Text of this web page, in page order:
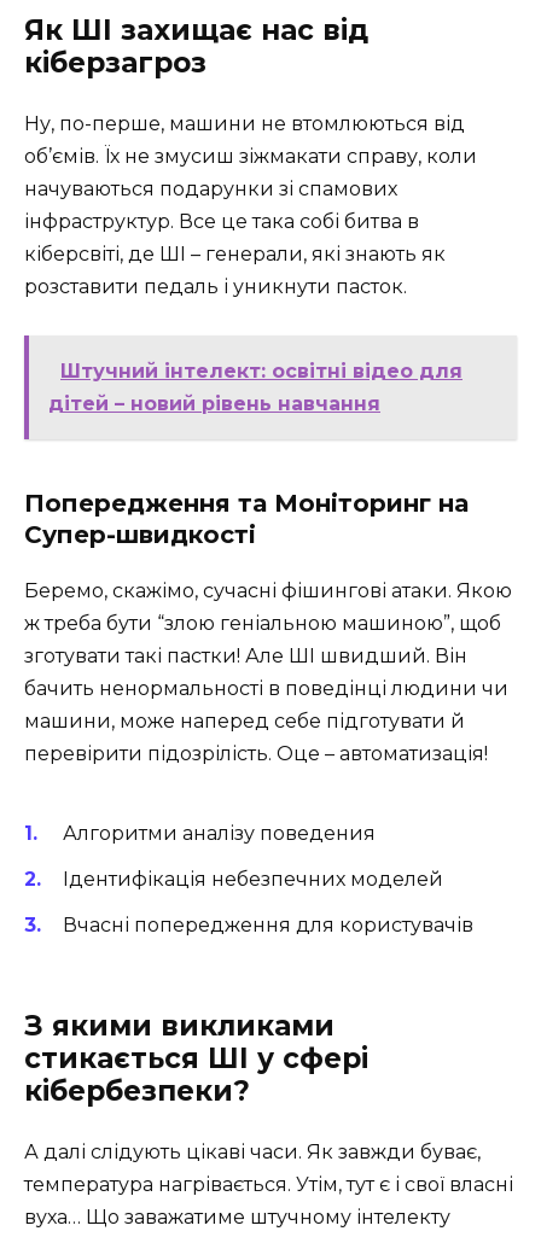
Як ШІ захищає нас від
кіберзагроз
Ну, по-перше, машини не втомлюються від
об’ємів. Їх не змусиш зіжмакати справу, коли
начуваються подарунки зі спамових
інфраструктур. Все це така собі битва в
кіберсвіті, де ШІ – генерали, які знають як
розставити педаль і уникнути пасток.
Штучний інтелект: освітні відео для
дітей – новий рівень навчання
Попередження та Моніторинг на
Супер-швидкості
Беремо, скажімо, сучасні фішингові атаки. Якою
ж треба бути “злою геніальною машиною”, щоб
зготувати такі пастки! Але ШІ швидший. Він
бачить ненормальності в поведінці людини чи
машини, може наперед себе підготувати й
перевірити підозрілість. Оце – автоматизація!
Алгоритми аналізу поведения
Ідентифікація небезпечних моделей
Вчасні попередження для користувачів
З якими викликами
стикається ШІ у сфері
кібербезпеки?
А далі слідують цікаві часи. Як завжди буває,
температура нагрівається. Утім, тут є і свої власні
вуха… Що заважатиме штучному інтелекту